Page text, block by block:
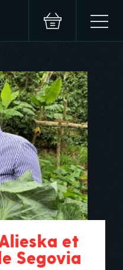
et
Segovia